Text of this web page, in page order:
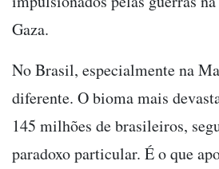
Gaza.
No Brasil, especialmente na
diferente. O bioma mais
145 milhões de brasileiros,
paradoxo particular. É o que